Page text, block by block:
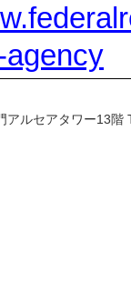
agency
ルセアタワー13階